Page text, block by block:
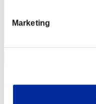
Marketing